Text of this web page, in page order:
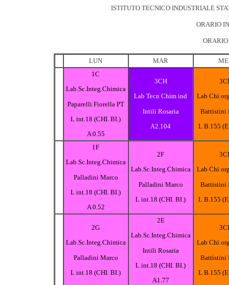
ISTITUTO TECNICO INDUSTRIALE
ORARIO
LUN MAR
1C
Lab.Sc.Integ.Chimica
Paparelli Fiorella PT
L int.18 (CHI. BI.)
A 0.55
3CH
Lab Tecn Chim ind
Intili Rosaria
A2.104
Lab Chi
Battistini
L B.155
1F
Lab.Sc.Integ.Chimica
Palladini Marco
L int.18 (CHI. BI.)
A 0.52
2F
Lab.Sc.Integ.Chimica
Palladini Marco
L int.18 (CHI. BI.)
Lab Chi
Battistini
L B.155
2G
Lab.Sc.Integ.Chimica
Palladini Marco
L int.18 (CHI. BI.)
2E
Lab.Sc.Integ.Chimica
Intili Rosaria
L int.18 (CHI. BI.)
A1.77
Lab Chi
Battistini
L B.155